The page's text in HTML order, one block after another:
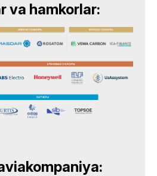
va hamkorlar: